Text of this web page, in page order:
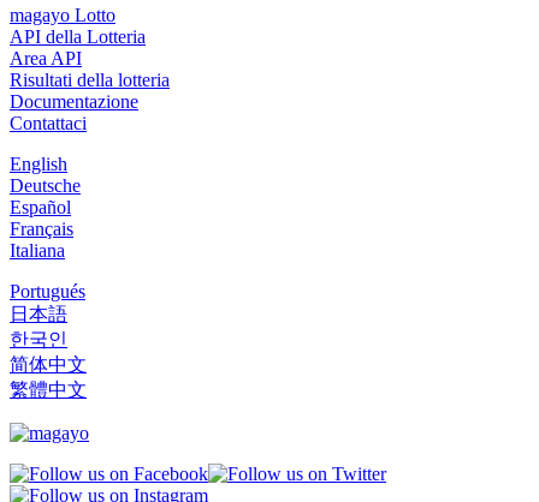
magayo Lotto
API della Lotteria
Area API
Risultati della lotteria
Documentazione
Contattaci
English
Deutsche
Español
Français
Italiana
Portugués
日本語
한국인
简体中文
繁體中文